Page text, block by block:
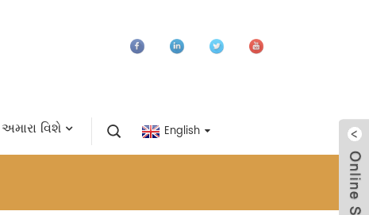
અમારા વિશે English